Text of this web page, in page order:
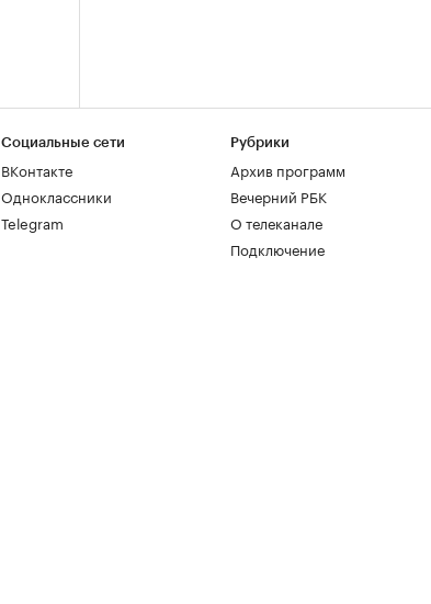
Социальные сети
ВКонтакте
Одноклассники
Telegram
Рубрики
Архив программ
Вечерний РБК
О телеканале
Подключение